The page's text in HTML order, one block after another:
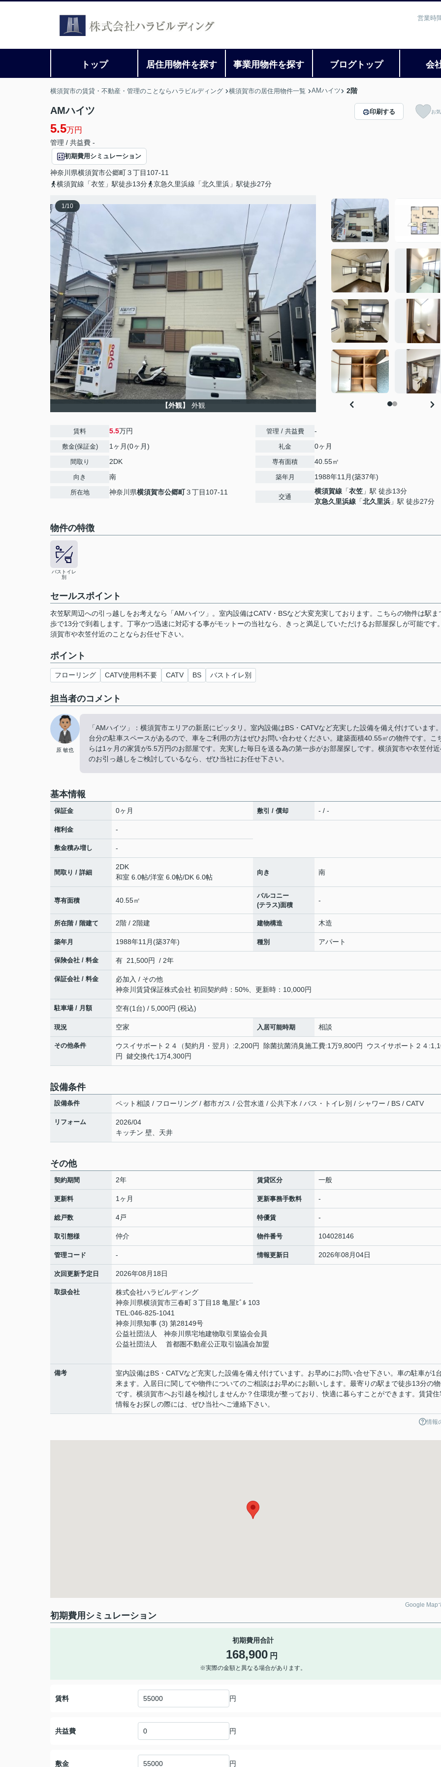
営業時
トップ 居住用物件を探す 事業用物件を探す ブログトップ 会
横須賀市の賃貸・不動産・管理のことならハラビルディング 横須賀市の居住用物件一覧 AMハイツ 2階
AMハイツ
5.5万円
管理 / 共益費 -
初期費用シミュレーション
神奈川県横須賀市公郷町３丁目107‐11
横須賀線「衣笠」駅徒歩13分
京急久里浜線「北久里浜」駅徒歩27分
印刷する お
1/10
【外観】 外観
賃料 5.5万円
敷金(保証金) 1ヶ月(0ヶ月)
間取り 2DK
向き 南
所在地 神奈川県横須賀市公郷町３丁目107‐11
管理 / 共益費 -
礼金 0ヶ月
専有面積 40.55㎡
築年月 1988年11月(築37年)
交通
横須賀線 「衣笠 」駅 徒歩13分
京急久里浜線 「北久里浜 」駅 徒歩27分
物件の特徴
バストイレ
別
セールスポイント
衣笠駅周辺への引っ越しをお考えなら「AMハイツ」。室内設備はCATV・BSなど大変充実しております。こちらの物件は駅ま
歩で13分で到着します。丁寧かつ迅速に対応する事がモットーの当社なら、きっと満足していただけるお部屋探しが可能です
須賀市や衣笠付近のことならお任せ下さい。
ポイント
フローリング CATV使用料不要 CATV BS バストイレ別
担当者のコメント
原 敏也
「AMハイツ」：横須賀市エリアの新居にピッタリ。室内設備はBS・CATVなど充実した設備を備え付けています
台分の駐車スペースがあるので、車をご利用の方はぜひお問い合わせください。建築面積40.55㎡の物件です。こ
らは1ヶ月の家賃が5.5万円のお部屋です。充実した毎日を送る為の第一歩がお部屋探しです。横須賀市や衣笠付
のお引っ越しをご検討しているなら、ぜひ当社にお任せ下さい。
基本情報
保証金 0ヶ月 敷引 / 償却 - / -
権利金 -
敷金積み増し -
間取り / 詳細
2DK
和室 6.0帖/洋室 6.0帖/DK 6.0帖
向き 南
専有面積 40.55㎡
バルコニー
(テラス)面積
-
所在階 / 階建て 2階 / 2階建 建物構造 木造
築年月 1988年11月(築37年) 種別 アパート
保険会社 / 料金 有 21,500円 / 2年
保証会社 / 料金
必加入 / その他
神奈川賃貸保証株式会社 初回契約時：50%、更新時：10,000円
駐車場 / 月額 空有(1台) / 5,000円 (税込)
現況 空家 入居可能時期 相談
その他条件
ウスイサポート２４（契約月・翌月）:2,200円 除菌抗菌消臭施工費:1万9,800円 ウスイサポート２４
円 鍵交換代:1万4,300円
設備条件
設備条件 ペット相談 / フローリング / 都市ガス / 公営水道 / 公共下水 / バス・トイレ別 / シャワー / BS / CATV
リフォーム
2026/04
キッチン 壁、天井
その他
契約期間 2年 賃貸区分 一般
更新料 1ヶ月 更新事務手数料 -
総戸数 4戸 特優賃 -
取引態様 仲介 物件番号 104028146
管理コード - 情報更新日 2026年08月04日
次回更新予定日 2026年08月18日
取扱会社
株式会社ハラビルディング
神奈川県横須賀市三春町３丁目18 亀屋ﾋﾞﾙ 103
TEL:046-825-1041
神奈川県知事 (3) 第28149号
公益社団法人 神奈川県宅地建物取引業協会会員
公益社団法人 首都圏不動産公正取引協議会加盟
備考
室内設備はBS・CATVなど充実した設備を備え付けています。お早めにお問い合せ下さい。車の駐車が1
来ます。入居日に関してや物件についてのご相談はお早めにお願いします。最寄りの駅まで徒歩13分の
です。横須賀市へお引越を検討しませんか？住環境が整っており、快適に暮らすことができます。賃貸住
情報をお探しの際には、ぜひ当社へご連絡下さい。
情報
Google Map
初期費用シミュレーション
初期費用合計
168,900 円
※実際の金額と異なる場合があります。
賃料 円
共益費 円
敷金 円